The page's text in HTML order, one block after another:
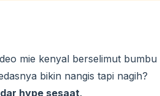
mie kenyal berselimut bumbu
bikin nangis tapi nagih?
hype sesaat.